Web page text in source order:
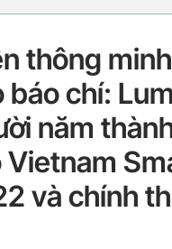
thông
báo chí:
năm
Vietnam
và chính